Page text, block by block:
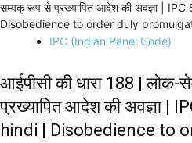
सम्यक् रूप से प्रख्यापित आदेश की अवज्ञा |
Disobedience to order duly
IPC (Indian Panel Code)
आईपीसी की धारा 188 | लोक-
प्रख्यापित आदेश की अवज्ञा |
hindi | Disobedience to